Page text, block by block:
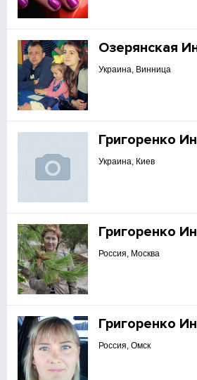
Озерянская
Украина, Винница
Григоренко
Украина, Киев
Григоренко
Россия, Москва
Григоренко
Россия, Омск